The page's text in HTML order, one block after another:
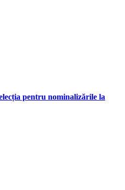
pentru nominalizările la